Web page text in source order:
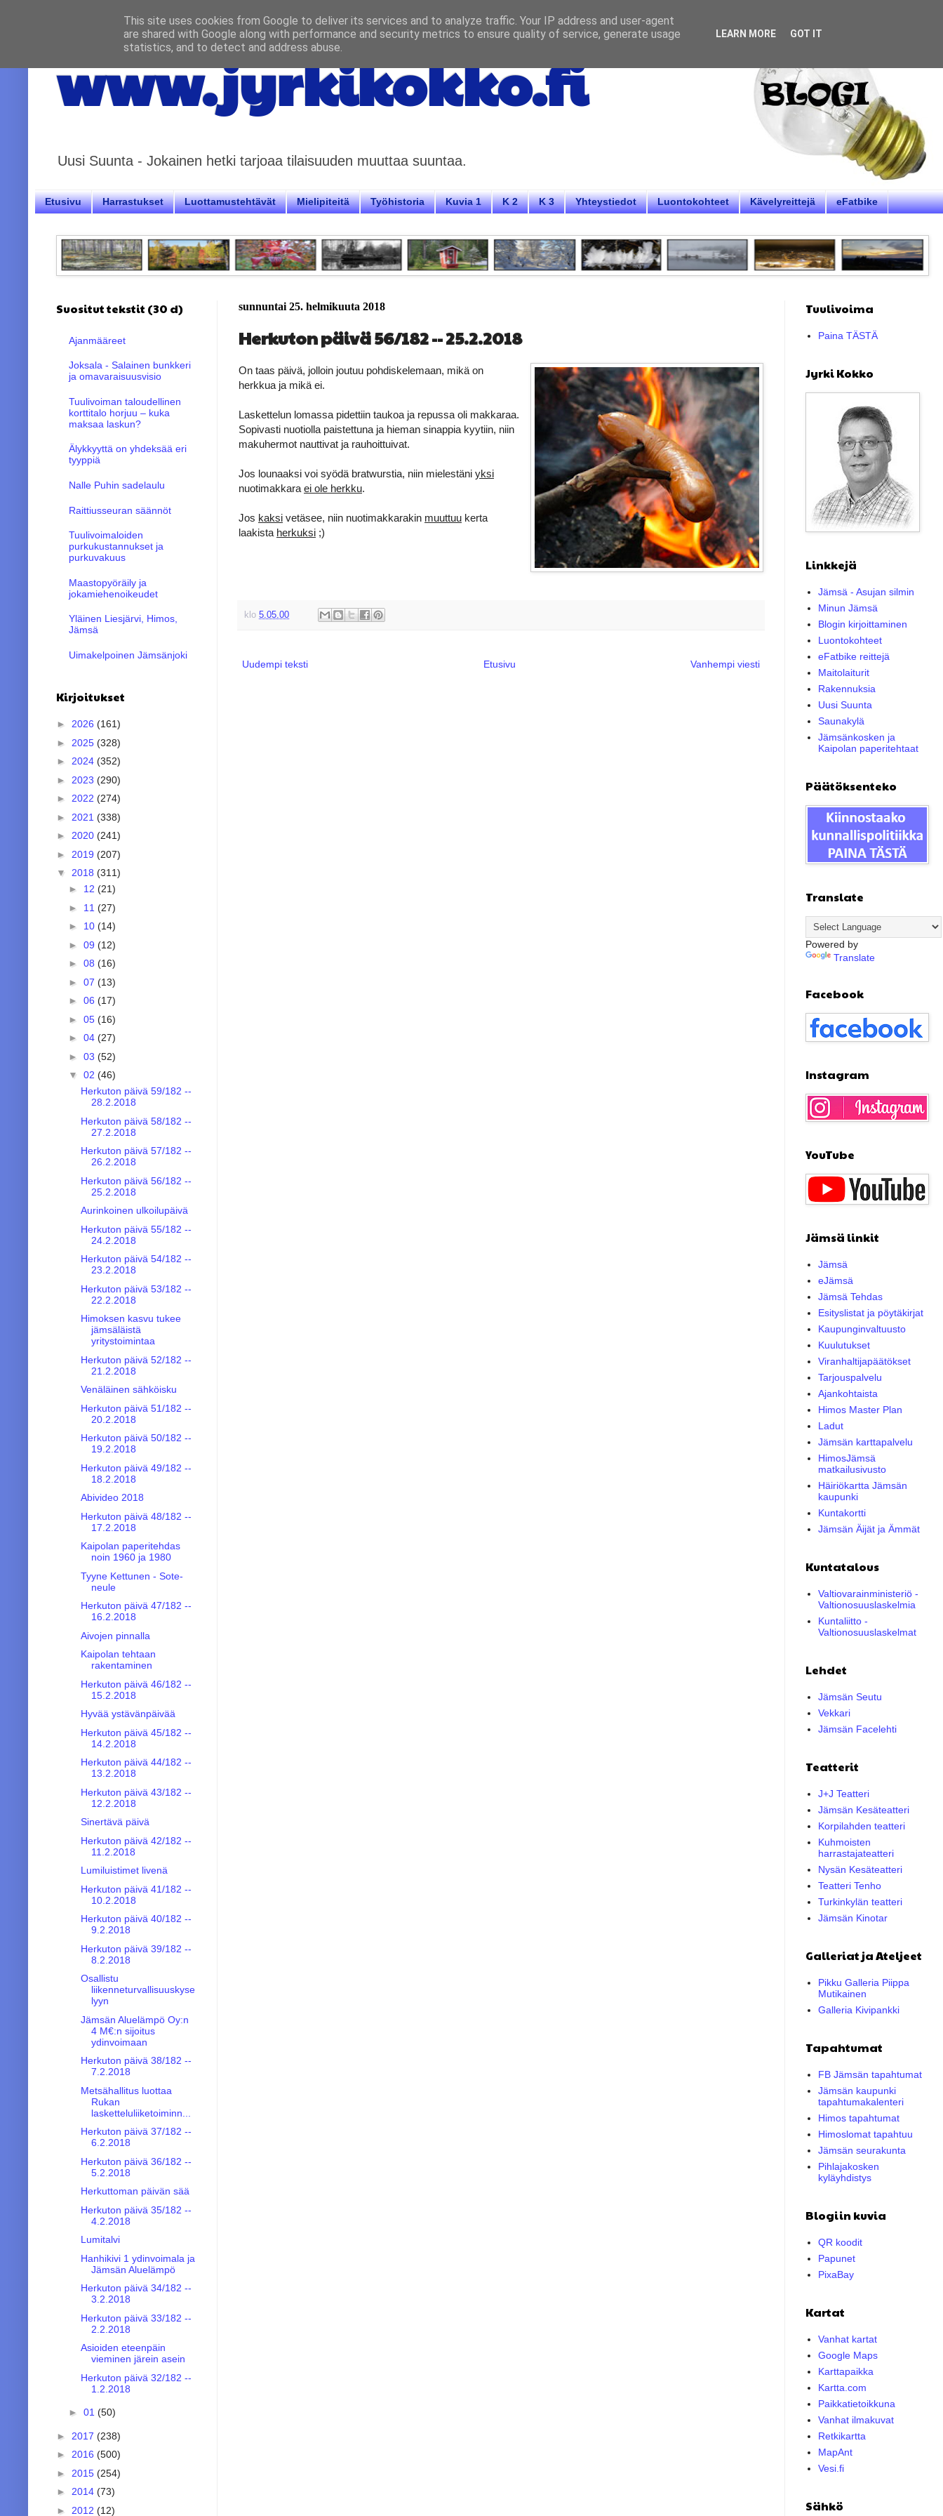
www.jyrkikokko.fi
Uusi Suunta - Jokainen hetki tarjoaa tilaisuuden muuttaa suuntaa.
Etusivu Harrastukset Luottamustehtävät Mielipiteitä Työhistoria Kuvia 1 K 2 K 3 Yhteystiedot Luontokohteet Kävelyreittejä eFatbike
sunnuntai 25. helmikuuta 2018
Herkuton päivä 56/182 -- 25.2.2018
On taas päivä, jolloin joutuu pohdiskelemaan, mikä on
herkkua ja mikä ei.
Laskettelun lomassa pidettiin taukoa ja repussa oli makkaraa.
Sopivasti nuotiolla paistettuna ja hieman sinappia kyytiin, niin
makuhermot nauttivat ja rauhoittuivat.
Jos lounaaksi voi syödä bratwurstia, niin mielestäni yksi
nuotimakkara ei ole herkku.
Jos kaksi vetäsee, niin nuotimakkarakin muuttuu kerta
laakista herkuksi ;)
klo 5.05.00
Uudempi teksti Vanhempi viesti
Etusivu
Suositut tekstit (30 d)
Ajanmääreet
Joksala - Salainen bunkkeri
ja omavaraisuusvisio
Tuulivoiman taloudellinen
korttitalo horjuu – kuka
maksaa laskun?
Älykkyyttä on yhdeksää eri
tyyppiä
Nalle Puhin sadelaulu
Raittiusseuran säännöt
Tuulivoimaloiden
purkukustannukset ja
purkuvakuus
Maastopyöräily ja
jokamiehenoikeudet
Yläinen Liesjärvi, Himos,
Jämsä
Uimakelpoinen Jämsänjoki
Kirjoitukset
► 2026 (161)
► 2025 (328)
► 2024 (352)
► 2023 (290)
► 2022 (274)
► 2021 (338)
► 2020 (241)
► 2019 (207)
▼ 2018 (311)
► 12 (21)
► 11 (27)
► 10 (14)
► 09 (12)
► 08 (16)
► 07 (13)
► 06 (17)
► 05 (16)
► 04 (27)
► 03 (52)
▼ 02 (46)
Herkuton päivä 59/182 --
28.2.2018
Herkuton päivä 58/182 --
27.2.2018
Herkuton päivä 57/182 --
26.2.2018
Herkuton päivä 56/182 --
25.2.2018
Aurinkoinen ulkoilupäivä
Herkuton päivä 55/182 --
24.2.2018
Herkuton päivä 54/182 --
23.2.2018
Herkuton päivä 53/182 --
22.2.2018
Himoksen kasvu tukee
jämsäläistä
yritystoimintaa
Herkuton päivä 52/182 --
21.2.2018
Venäläinen sähköisku
Herkuton päivä 51/182 --
20.2.2018
Herkuton päivä 50/182 --
19.2.2018
Herkuton päivä 49/182 --
18.2.2018
Abivideo 2018
Herkuton päivä 48/182 --
17.2.2018
Kaipolan paperitehdas
noin 1960 ja 1980
Tyyne Kettunen - Sote-
neule
Herkuton päivä 47/182 --
16.2.2018
Aivojen pinnalla
Kaipolan tehtaan
rakentaminen
Herkuton päivä 46/182 --
15.2.2018
Hyvää ystävänpäivää
Herkuton päivä 45/182 --
14.2.2018
Herkuton päivä 44/182 --
13.2.2018
Herkuton päivä 43/182 --
12.2.2018
Sinertävä päivä
Herkuton päivä 42/182 --
11.2.2018
Lumiluistimet livenä
Herkuton päivä 41/182 --
10.2.2018
Herkuton päivä 40/182 --
9.2.2018
Herkuton päivä 39/182 --
8.2.2018
Osallistu
liikenneturvallisuuskyse
lyyn
Jämsän Aluelämpö Oy:n
4 M€:n sijoitus
ydinvoimaan
Herkuton päivä 38/182 --
7.2.2018
Metsähallitus luottaa
Rukan
lasketteluliiketoiminn...
Herkuton päivä 37/182 --
6.2.2018
Herkuton päivä 36/182 --
5.2.2018
Herkuttoman päivän sää
Herkuton päivä 35/182 --
4.2.2018
Lumitalvi
Hanhikivi 1 ydinvoimala ja
Jämsän Aluelämpö
Herkuton päivä 34/182 --
3.2.2018
Herkuton päivä 33/182 --
2.2.2018
Asioiden eteenpäin
vieminen järein asein
Herkuton päivä 32/182 --
1.2.2018
► 01 (50)
► 2017 (238)
► 2016 (500)
► 2015 (254)
► 2014 (73)
► 2012 (12)
Tuulivoima
Paina TÄSTÄ
Jyrki Kokko
Linkkejä
Jämsä - Asujan silmin
Minun Jämsä
Blogin kirjoittaminen
Luontokohteet
eFatbike reittejä
Maitolaiturit
Rakennuksia
Uusi Suunta
Saunakylä
Jämsänkosken ja
Kaipolan paperitehtaat
Päätöksenteko
Translate
Powered by
Translate
Facebook
Instagram
YouTube
Jämsä linkit
Jämsä
eJämsä
Jämsä Tehdas
Esityslistat ja pöytäkirjat
Kaupunginvaltuusto
Kuulutukset
Viranhaltijapäätökset
Tarjouspalvelu
Ajankohtaista
Himos Master Plan
Ladut
Jämsän karttapalvelu
HimosJämsä
matkailusivusto
Häiriökartta Jämsän
kaupunki
Kuntakortti
Jämsän Äijät ja Ämmät
Kuntatalous
Valtiovarainministeriö -
Valtionosuuslaskelmia
Kuntaliitto -
Valtionosuuslaskelmat
Lehdet
Jämsän Seutu
Vekkari
Jämsän Facelehti
Teatterit
J+J Teatteri
Jämsän Kesäteatteri
Korpilahden teatteri
Kuhmoisten
harrastajateatteri
Nysän Kesäteatteri
Teatteri Tenho
Turkinkylän teatteri
Jämsän Kinotar
Galleriat ja Ateljeet
Pikku Galleria Piippa
Mutikainen
Galleria Kivipankki
Tapahtumat
FB Jämsän tapahtumat
Jämsän kaupunki
tapahtumakalenteri
Himos tapahtumat
Himoslomat tapahtuu
Jämsän seurakunta
Pihlajakosken
kyläyhdistys
Blogiin kuvia
QR koodit
Papunet
PixaBay
Kartat
Vanhat kartat
Google Maps
Karttapaikka
Kartta.com
Paikkatietoikkuna
Vanhat ilmakuvat
Retkikartta
MapAnt
Vesi.fi
Sähkö
This site uses cookies from Google to deliver its services and to analyze traffic. Your IP address and user-agent
are shared with Google along with performance and security metrics to ensure quality of service, generate usage
statistics, and to detect and address abuse.
LEARN MORE GOT IT